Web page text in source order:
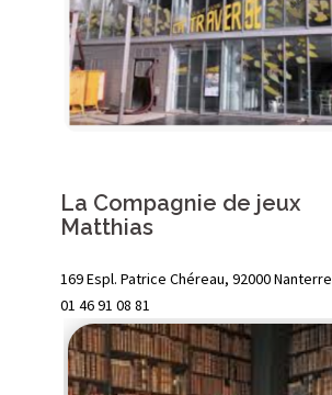
La Compagnie de jeux
Matthias
169 Espl. Patrice Chéreau, 92000 Nanterre
01 46 91 08 81